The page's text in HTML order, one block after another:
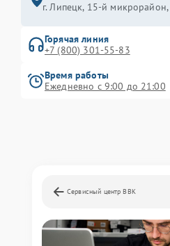
г. Липецк, 15-й
Горячая линия
+7 (800) 301-55-83
Время работы
Ежедневно с 9:00 до 21:00
Сервисный центр BBK